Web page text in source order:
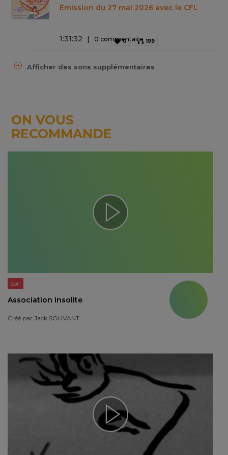
Émission du 27 mai 2026 avec le CFL
1:31:32 0 commentaire
0 199
Afficher des sons supplémentaires
ON VOUS
RECOMMANDE
Son
Association Insolite
Créé par Jack SOUVANT